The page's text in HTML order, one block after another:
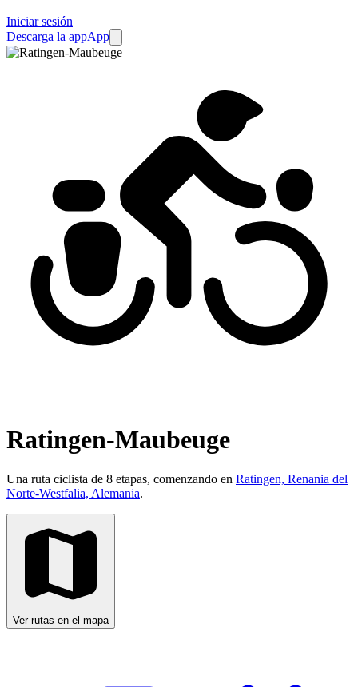
Iniciar sesión
Descarga la appApp
Ratingen-Maubeuge
Una ruta ciclista de 8 etapas, comenzando en Ratingen, Renania del
Norte-Westfalia, Alemania.
Ver rutas en el mapa